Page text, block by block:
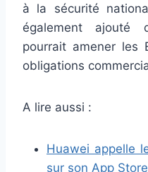
à la sécurité
également ajouté
pourrait amener les
obligations
A lire aussi :
Huawei appelle
sur son App Store